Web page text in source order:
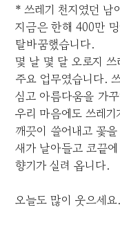
* 쓰레기 천지였던 남
지금은 한해 400만
탈바꿈했습니다.
몇 날 몇 달 오로지
주요 업무였습니다.
심고 아름다움을 가
우리 마음에도 쓰레
깨끗이 쓸어내고 꽃
새가 날아들고 코끝
향기가 실려 옵니다.
오늘도 많이 웃으세요.